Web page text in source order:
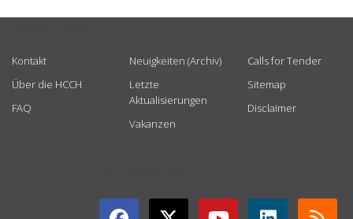
Kontakt
Über die HCCH
FAQ
Neuigkeiten (Archiv)
Letzte
Aktualisierungen
Vakanzen
Calls for Tender
Sitemap
Disclaimer